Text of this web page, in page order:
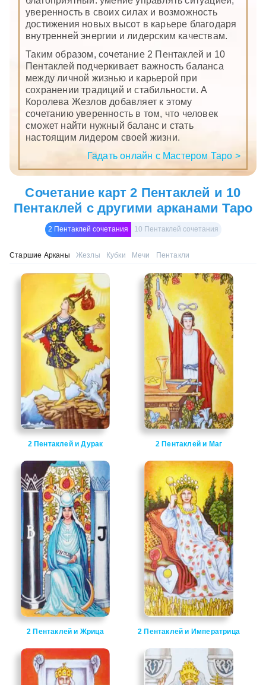
уверенность в своих силах и возможность
достижения новых высот в карьере благодаря
внутренней энергии и лидерским качествам.
Таким образом, сочетание 2 Пентаклей и 10
Пентаклей подчеркивает важность баланса
между личной жизнью и карьерой при
сохранении традиций и стабильности. А
Королева Жезлов добавляет к этому
сочетанию уверенность в том, что человек
сможет найти нужный баланс и стать
настоящим лидером своей жизни.
Гадать онлайн с Мастером Таро >
Сочетание карт 2 Пентаклей и 10
Пентаклей с другими арканами Таро
2 Пентаклей сочетания 10 Пентаклей сочетания
Старшие Арканы Жезлы Кубки Мечи Пентакли
2 Пентаклей и Дурак 2 Пентаклей и Маг
2 Пентаклей и Жрица 2 Пентаклей и Императрица